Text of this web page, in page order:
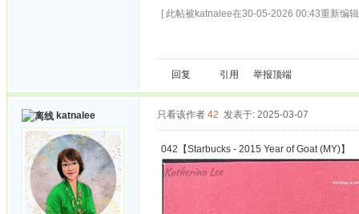
[ 此帖被katnalee在30-05-2026 00:43重新编
回复 引用 举报顶端
katnalee 只看该作者 42 发表于: 2025-03-07
042【Starbucks - 2015 Year of Goat (MY)】